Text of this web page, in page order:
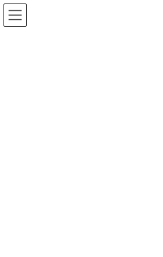
コ
ン
ナ
ビ